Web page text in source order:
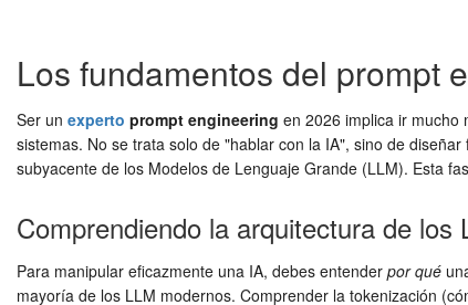
Los fundamentos del prompt
Ser un experto prompt engineering en 2026 implica ir mucho
sistemas. No se trata solo de "hablar con la IA", sino de
subyacente de los Modelos de Lenguaje Grande (LLM). Esta
Comprendiendo la arquitectura de los
Para manipular eficazmente una IA, debes entender por qué
mayoría de los LLM modernos. Comprender la tokenización